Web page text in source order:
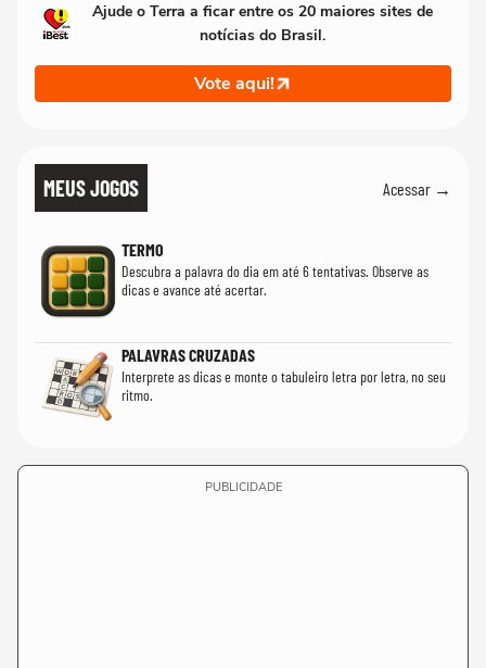
Ajude o Terra a ficar entre os 20 maiores sites de
notícias do Brasil.
Vote aqui!
MEUS JOGOS Acessar →
TERMO
Descubra a palavra do dia em até 6 tentativas. Observe as
dicas e avance até acertar.
PALAVRAS CRUZADAS
Interprete as dicas e monte o tabuleiro letra por letra, no seu
ritmo.
PUBLICIDADE